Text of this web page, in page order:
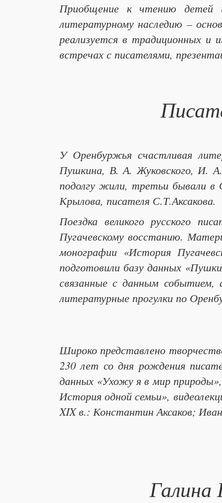
Приобщение к чтению детей
литературному наследию –
реализуется в традиционных и
встречах с писателями,
У Оренбуржья счастливая
Пушкина, В. А. Жуковского, И.
подолгу жили, третьи бывали в
Крылова, писателя С.Т.Аксакова.
Поездка великого русского
Пугачевскому восстанию.
монографии «История
подготовили базу данных
связанные с данным
литературные прогулки по
Широко представлено
230 лет со дня рождения
данных «Ухожу я в мир
История одной семьи»,
XIX в.: Константин Аксаков;
Галина